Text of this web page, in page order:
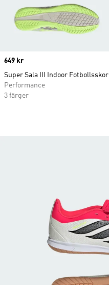
Price
649 kr
Super Sala III Indoor Fotbollsskor
Performance
3 färger